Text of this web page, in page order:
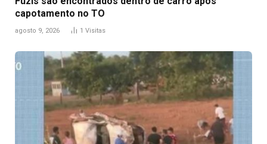
capotamento no TO
agosto 9, 2026 1 Visitas